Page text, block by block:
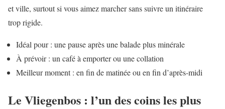
et ville, surtout si vous aimez marcher sans suivre un itinéraire
trop rigide.
Idéal pour : une pause après une balade plus minérale
À prévoir : un café à emporter ou une collation
Meilleur moment : en fin de matinée ou en fin d’après-midi
Le Vliegenbos : l’un des coins les plus